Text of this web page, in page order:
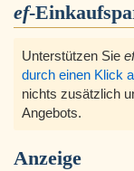
ef-
Unterstützen Sie ef
durch einen Klick
nichts zusätzlich
Angebots.
Anzeige